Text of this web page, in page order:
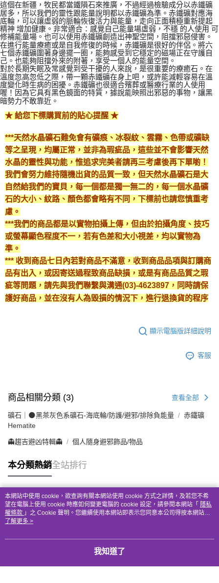
運送方式
全家取貨付款
每筆NT$80，滿NT$3,000(含以上)免運費
7-11取貨付款
每筆NT$80，滿NT$3,000(含以上)免運費
賣家宅配幫您送（台灣）
每筆NT$80，滿NT$3,000(含以上)免運費
每筆NT$80，滿NT$3,000(含以上)免運費
付款後門市自取
免運費
這個在新疆，牧民都當鐵隕石來推廣，不過經過檢驗成分以赤鐵礦
居多，所以我們的靈性跟能量說明都以赤鐵礦為準。 赤鐵礦對應海
底輪，可以讓虛弱的脈輪恢復活力與能量， 走向正面積極重新提起
精神 增加健康。 非常適合：感覺自己能量場虛弱，不穩 的人使用 可
修補能量場。 也可以使用赤鐵礦創造出神聖空間，阻擋邪惡侵害。
在進行能量療癒或是自我修復的時候，赤鐵礦是很好的伴侶。將六
七個赤鐵礦圍著身邊擺一圈，能夠感受到它穩定的磁場正在守護自
己。也能夠阻擋外來的附著，享受一個人的能量空間。
對於長期失眠及常感覺到受干擾的人來說，是很重要的療癒石。在
溫度忽高忽低之際，帶一顆赤鐵礦在身上吧，或許能減輕容易在溫
度變化時生病的困擾。 赤鐵礦也很適合殯葬或醫療行業的人使用
喔！因為它具有黑色鏡面的特質，據說能映照出邪惡的事物，讓黑
暗勢力不敢靠近。
★ 給您下標購買前的貼心提醒 ★
***天然水晶礦石難免會有礦痕、冰裂紋、雲霧、色帶或礦缺
等之呈現，均屬正常，並非為瑕疵品，這些並不會影響天然
水晶的靈性與功能，惟追求完美者請再三考慮後再下單喲！
我們會努力維持隨機出貨的品質一致，但天然水晶礦石是大
自然給我們的寶貝，每一個都是獨一無二的，每一個水晶礦
石的大小、紋路、顏色都會略有不同，下標前也請您慎重考
慮。
***我們的商品都是以實物拍攝上傳，但由於拍攝角度、技巧
或螢幕顯色程度不一，若有色差和大小視差，均以實物為
準。
*** 收到商品七日內若對商品不滿意，收到商品品項與訂購商
品有出入，或因寄送過程致商品缺損，或是有商品品質之瑕
疵等問題，請先與我們聯繫與溝通(03)-4623897，同時請保
護好商品，並在沒有人為毀損的情況下，進行退換貨的程序
顯示電腦版詳細說明
客服
商品相關分類 (3) 查看全部
礦石｜🌑黑茶灰色系礦石-海底輪/防護/避邪/排除負能量
赤鐵礦
Hematite
👻趨吉避凶特輯👻 個人隨身避邪飾品/物品
本分類熱銷全站排行
熱門標籤
本網站中使用 cookie，欲查詢有關本網站使用 cookie 方式之詳情，及若您不希
望在電腦上使用 cookie 時應如何變更電腦的 cookie 設定，請參閱本網站「 隱私
權條款 」之 Cookie 聲明。您繼續使用本網站即表示您同意本公司得按本網站使
用條款之 Cookie 聲明使用 cookie。
了解更多 >
我知道了